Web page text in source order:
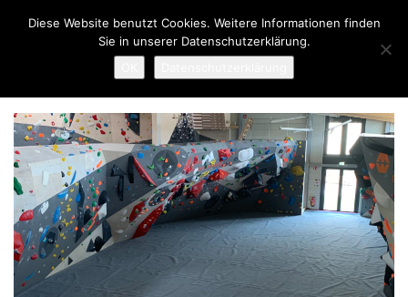
überspringen
primären
Zum
Inhalt
springen
Diese Website benutzt Cookies. Weitere Informationen finden
Sie in unserer Datenschutzerklärung.